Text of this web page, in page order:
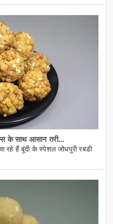
के साथ आसान तरी...
हैं बूंदी के स्पेशल जोधपुरी रबडी